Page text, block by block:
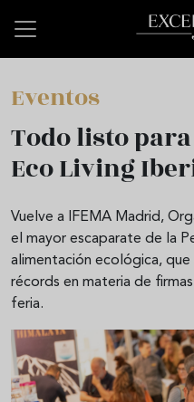
Eventos
Todo listo
Eco Living
Vuelve a IFEMA Madrid,
el mayor escaparate de la
alimentación ecológica,
récords en materia de
feria.